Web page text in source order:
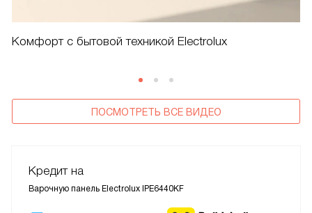
Комфорт с бытовой техникой Electrolux
ПОСМОТРЕТЬ ВСЕ ВИДЕО
Кредит на
Варочную панель Electrolux IPE6440KF